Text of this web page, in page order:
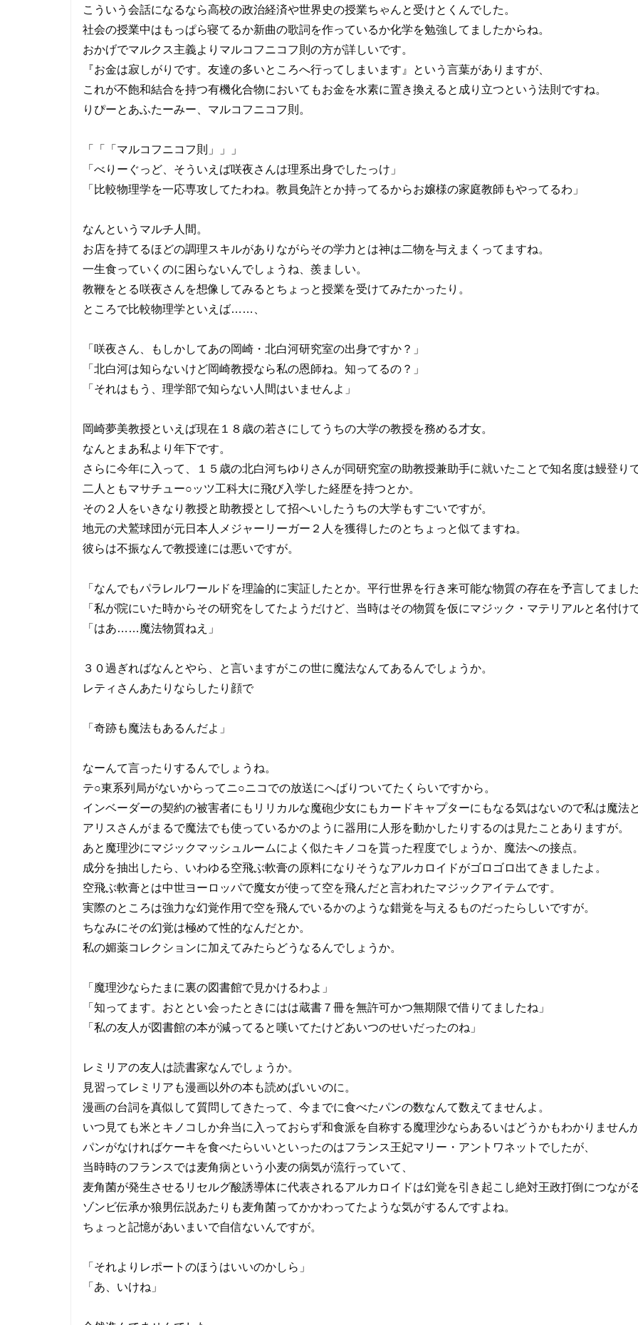
こういう会話になるなら高校の政治経済や世界史の授業ちゃんと受けとくんでした。
社会の授業中はもっぱら寝てるか新曲の歌詞を作っているか化学を勉強してましたからね。
おかげでマルクス主義よりマルコフニコフ則の方が詳しいです。
『お金は寂しがりです。友達の多いところへ行ってしまいます』という言葉がありますが、
これが不飽和結合を持つ有機化合物においてもお金を水素に置き換えると成り立つという法則ですね。
りぴーとあふたーみー、マルコフニコフ則。
「「「マルコフニコフ則」」」
「べりーぐっど、そういえば咲夜さんは理系出身でしたっけ」
「比較物理学を一応専攻してたわね。教員免許とか持ってるからお嬢様の家庭教師もやってるわ」
なんというマルチ人間。
お店を持てるほどの調理スキルがありながらその学力とは神は二物を与えまくってますね。
一生食っていくのに困らないんでしょうね、羨ましい。
教鞭をとる咲夜さんを想像してみるとちょっと授業を受けてみたかったり。
ところで比較物理学といえば……、
「咲夜さん、もしかしてあの岡崎・北白河研究室の出身ですか？」
「北白河は知らないけど岡崎教授なら私の恩師ね。知ってるの？」
「それはもう、理学部で知らない人間はいませんよ」
岡崎夢美教授といえば現在１８歳の若さにしてうちの大学の教授を務める才女。
なんとまあ私より年下です。
さらに今年に入って、１５歳の北白河ちゆりさんが同研究室の助教授兼助手に就いたことで知名度は鰻登りで
二人ともマサチュー○ッツ工科大に飛び入学した経歴を持つとか。
その２人をいきなり教授と助教授として招へいしたうちの大学もすごいですが。
地元の犬鷲球団が元日本人メジャーリーガー２人を獲得したのとちょっと似てますね。
彼らは不振なんで教授達には悪いですが。
「なんでもパラレルワールドを理論的に実証したとか。平行世界を行き来可能な物質の存在を予言してました
「私が院にいた時からその研究をしてたようだけど、当時はその物質を仮にマジック・マテリアルと名付け
「はあ……魔法物質ねえ」
３０過ぎればなんとやら、と言いますがこの世に魔法なんてあるんでしょうか。
レティさんあたりならしたり顔で
「奇跡も魔法もあるんだよ」
なーんて言ったりするんでしょうね。
テ○東系列局がないからってニ○ニコでの放送にへばりついてたくらいですから。
インベーダーの契約の被害者にもリリカルな魔砲少女にもカードキャプターにもなる気はないので私は魔法
アリスさんがまるで魔法でも使っているかのように器用に人形を動かしたりするのは見たことありますが。
あと魔理沙にマジックマッシュルームによく似たキノコを貰った程度でしょうか、魔法への接点。
成分を抽出したら、いわゆる空飛ぶ軟膏の原料になりそうなアルカロイドがゴロゴロ出てきましたよ。
空飛ぶ軟膏とは中世ヨーロッパで魔女が使って空を飛んだと言われたマジックアイテムです。
実際のところは強力な幻覚作用で空を飛んでいるかのような錯覚を与えるものだったらしいですが。
ちなみにその幻覚は極めて性的なんだとか。
私の媚薬コレクションに加えてみたらどうなるんでしょうか。
「魔理沙ならたまに裏の図書館で見かけるわよ」
「知ってます。おととい会ったときにはは蔵書７冊を無許可かつ無期限で借りてましたね」
「私の友人が図書館の本が減ってると嘆いてたけどあいつのせいだったのね」
レミリアの友人は読書家なんでしょうか。
見習ってレミリアも漫画以外の本も読めばいいのに。
漫画の台詞を真似して質問してきたって、今までに食べたパンの数なんて数えてませんよ。
いつ見ても米とキノコしか弁当に入っておらず和食派を自称する魔理沙ならあるいはどうかもわかりませんが
パンがなければケーキを食べたらいいといったのはフランス王妃マリー・アントワネットでしたが、
当時時のフランスでは麦角病という小麦の病気が流行っていて、
麦角菌が発生させるリセルグ酸誘導体に代表されるアルカロイドは幻覚を引き起こし絶対王政打倒につなが
ゾンビ伝承か狼男伝説あたりも麦角菌ってかかわってたような気がするんですよね。
ちょっと記憶があいまいで自信ないんですが。
「それよりレポートのほうはいいのかしら」
「あ、いけね」